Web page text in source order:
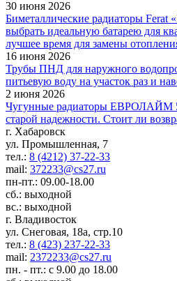
30 июня 2026
Биметаллические радиаторы
выбрать идеальную батарею для
лучшее время для замены
16 июня 2026
Трубы ПНД для наружного
питьевую воду на участок раз и
2 июня 2026
Чугунные радиаторы ЕВРОЛАЙМ
старой надежности. Стоит ли
г. Хабаровск
ул. Промышленная, 7
тел.: 8 (4212) 37-22-33
mail: 372233@cs27.ru
пн-пт.: 09.00-18.00
сб.: выходной
вс.: выходной
г. Владивосток
ул. Снеговая, 18а, стр.10
тел.: 8 (423) 237-22-33
mail: 2372233@cs27.ru
пн. - пт.: с 9.00 до 18.00